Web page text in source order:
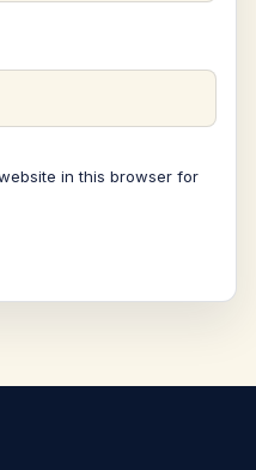
in this browser for